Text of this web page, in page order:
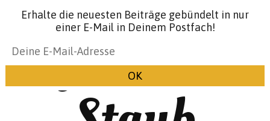
Glanz &
Erhalte die neuesten Beiträge gebündelt in nur
einer E-Mail in Deinem Postfach!